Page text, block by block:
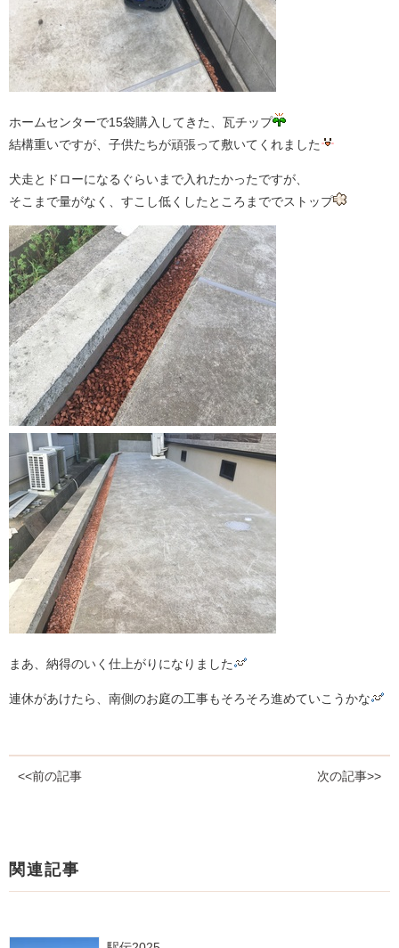
ホームセンターで15袋購入してきた、瓦チップ
結構重いですが、子供たちが頑張って敷いてくれました
犬走とドローになるぐらいまで入れたかったですが、
そこまで量がなく、すこし低くしたところまででストップ
まあ、納得のいく仕上がりになりました
連休があけたら、南側のお庭の工事もそろそろ進めていこうかな
<<前の記事 次の記事>>
関連記事